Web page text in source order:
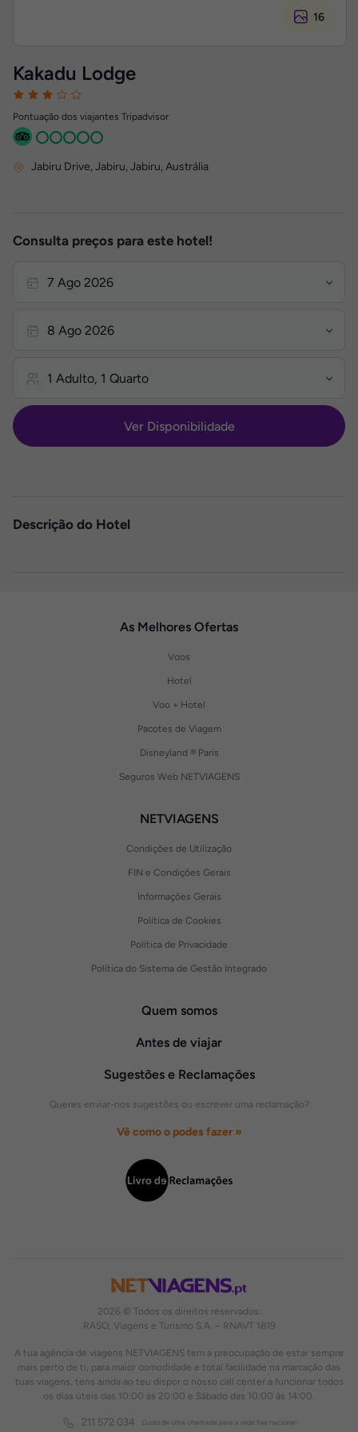
16
Kakadu Lodge
Pontuação dos viajantes Tripadvisor
Jabiru Drive, Jabiru,Jabiru, Austrália
Consulta preços para este hotel!
Ver Disponibilidade
Descrição do Hotel
2026 © Todos os direitos reservados:
RASO, Viagens e Turismo S.A. – RNAVT 1819
A tua agência de viagens NETVIAGENS tem a preocupação de estar sempre
mais perto de ti, para maior comodidade e total facilidade na marcação das
tuas viagens, tens ainda ao teu dispor o nosso call center a funcionar todos
os dias úteis das 10:00 às 20:00 e Sábado das 10:00 às 14:00.
211 572 034 Custo de uma chamada para a rede fixa nacional
As Melhores Ofertas
Voos
Hotel
Voo + Hotel
Pacotes de Viagem
Disneyland ® Paris
Seguros Web NETVIAGENS
NETVIAGENS
Condições de Utilização
FIN e Condições Gerais
Informações Gerais
Política de Cookies
Política de Privacidade
Política do Sistema de Gestão Integrado
Quem somos
Antes de viajar
Sugestões e Reclamações
Queres enviar-nos sugestões ou escrever uma reclamação?
Vê como o podes fazer »